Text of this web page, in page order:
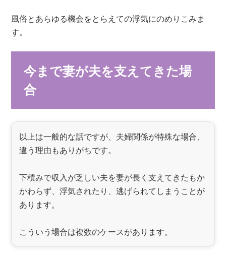
風俗とあらゆる機会をとらえての浮気にのめりこみま
す。
今まで妻が夫を支えてきた場
合
以上は一般的な話ですが、夫婦関係が特殊な場合、
違う理由もありがちです。
下積みで収入が乏しい夫を妻が長く支えてきたもか
かわらず、浮気されたり、逃げられてしまうことが
あります。
こういう場合は複数のケースがあります。